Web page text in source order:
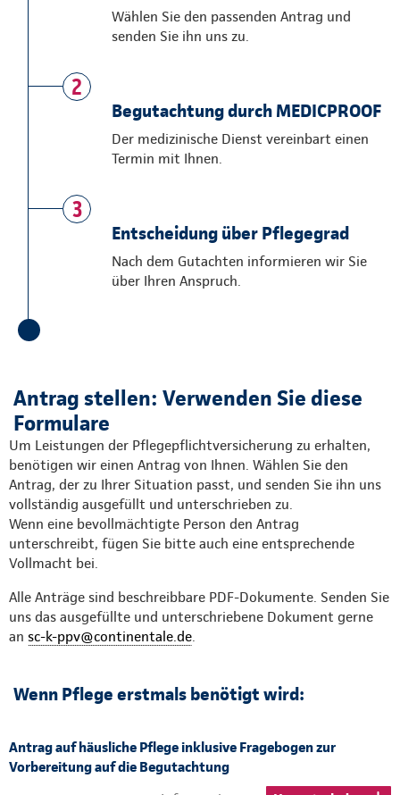
Wählen Sie den passenden Antrag und
senden Sie ihn uns zu.
2
Begutachtung durch MEDICPROOF
Der medizinische Dienst vereinbart einen
Termin mit Ihnen.
3
Entscheidung über Pflegegrad
Nach dem Gutachten informieren wir Sie
über Ihren Anspruch.
Antrag stellen: Verwenden Sie diese
Formulare
Um Leistungen der Pflegepflichtversicherung zu erhalten,
benötigen wir einen Antrag von Ihnen. Wählen Sie den
Antrag, der zu Ihrer Situation passt, und senden Sie ihn uns
vollständig ausgefüllt und unterschrieben zu.
Wenn eine bevollmächtigte Person den Antrag
unterschreibt, fügen Sie bitte auch eine entsprechende
Vollmacht bei.
Alle Anträge sind beschreibbare PDF-Dokumente. Senden Sie
uns das ausgefüllte und unterschriebene Dokument gerne
an sc-k-ppv@continentale.de.
Wenn Pflege erstmals benötigt wird:
Antrag auf häusliche Pflege inklusive Fragebogen zur
Vorbereitung auf die Begutachtung